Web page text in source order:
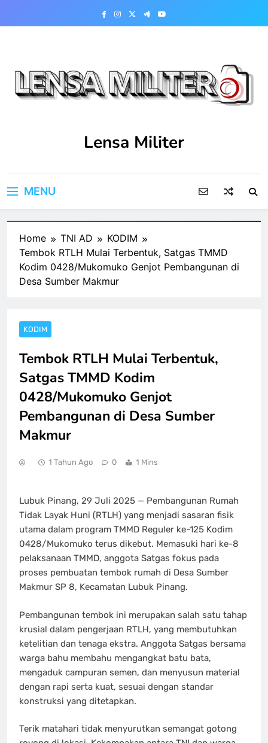
Lensa Militer
MENU
Home TNI AD
KODIM
Tembok RTLH Mulai Terbentuk, Satgas TMMD
Kodim 0428/Mukomuko Genjot Pembangunan di
Desa Sumber Makmur
KODIM
Tembok RTLH Mulai Terbentuk,
Satgas TMMD Kodim
0428/Mukomuko Genjot
Pembangunan di Desa Sumber
Makmur
1 Tahun Ago 0 1 Mins
Lubuk Pinang, 29 Juli 2025 — Pembangunan Rumah
Tidak Layak Huni (RTLH) yang menjadi sasaran fisik
utama dalam program TMMD Reguler ke-125 Kodim
0428/Mukomuko terus dikebut. Memasuki hari ke-8
pelaksanaan TMMD, anggota Satgas fokus pada
proses pembuatan tembok rumah di Desa Sumber
Makmur SP 8, Kecamatan Lubuk Pinang.
Pembangunan tembok ini merupakan salah satu tahap
krusial dalam pengerjaan RTLH, yang membutuhkan
ketelitian dan tenaga ekstra. Anggota Satgas bersama
warga bahu membahu mengangkat batu bata,
mengaduk campuran semen, dan menyusun material
dengan rapi serta kuat, sesuai dengan standar
konstruksi yang ditetapkan.
Terik matahari tidak menyurutkan semangat gotong